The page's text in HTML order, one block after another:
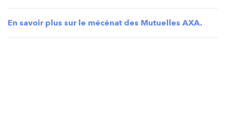
En savoir plus sur le mécénat des Mutuelles AXA.